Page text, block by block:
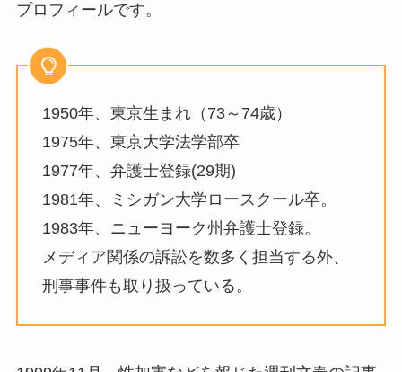
プロフィールです。
1950年、東京生まれ（73～74歳）
1975年、東京大学法学部卒
1977年、弁護士登録(29期)
1981年、ミシガン大学ロースクール卒。
1983年、ニューヨーク州弁護士登録。
メディア関係の訴訟を数多く担当する外、
刑事事件も取り扱っている。